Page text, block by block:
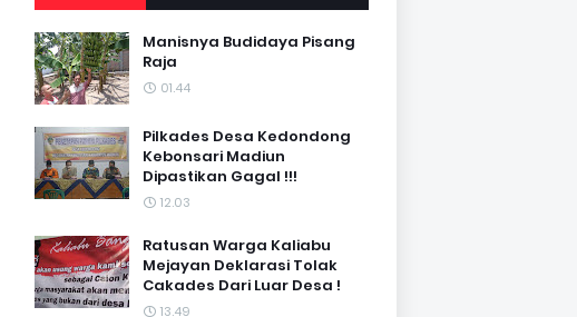
Manisnya Budidaya Pisang
Raja
01.44
Pilkades Desa Kedondong
Kebonsari Madiun
Dipastikan Gagal !!!
12.03
Ratusan Warga Kaliabu
Mejayan Deklarasi Tolak
Cakades Dari Luar Desa !
13.49